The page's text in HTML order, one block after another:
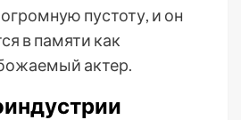
пустоту, и он
в памяти как
актер.